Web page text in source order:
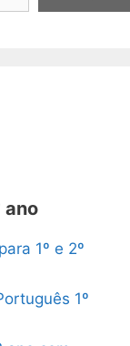
ano
1º e 2º
1º